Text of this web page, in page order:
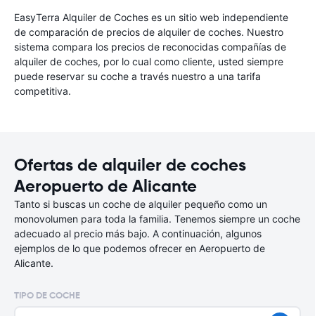
EasyTerra Alquiler de Coches es un sitio web independiente
de comparación de precios de alquiler de coches. Nuestro
sistema compara los precios de reconocidas compañías de
alquiler de coches, por lo cual como cliente, usted siempre
puede reservar su coche a través nuestro a una tarifa
competitiva.
Ofertas de alquiler de coches
Aeropuerto de Alicante
Tanto si buscas un coche de alquiler pequeño como un
monovolumen para toda la familia. Tenemos siempre un coche
adecuado al precio más bajo. A continuación, algunos
ejemplos de lo que podemos ofrecer en Aeropuerto de
Alicante.
TIPO DE COCHE